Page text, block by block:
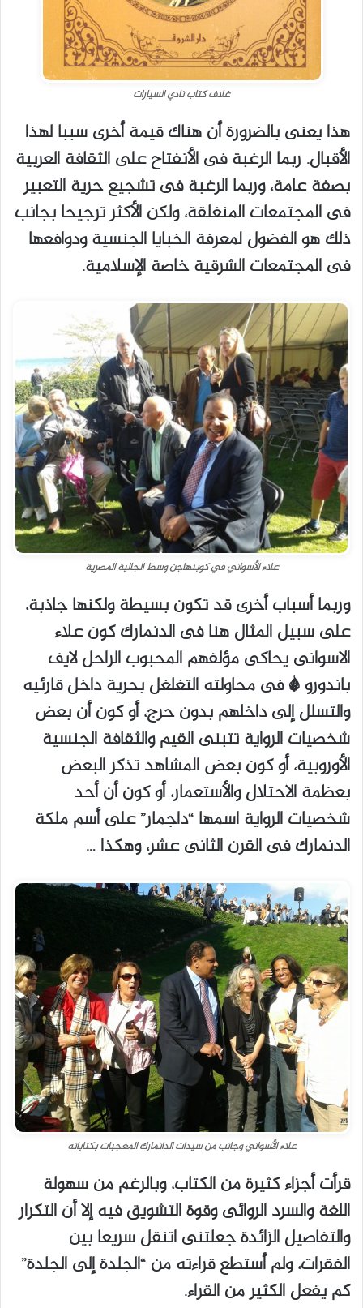
غلاف كتاب نادي السيارات
هذا يعنى بالضرورة أن هناك قيمة أخرى سببا لهذا
الأقبال. ربما الرغبة فى الأنفتاح على الثقافة العربية
بصفة عامة، وربما الرغبة فى تشجيع حرية التعبير
فى المجتمعات المنغلقة، ولكن الأكثر ترجيحا بجانب
ذلك هو الفضول لمعرفة الخبايا الجنسية ودوافعها
فى المجتمعات الشرقية خاصة الإسلامية.
علاء الأسواني في كوبنهاجن وسط الجالية المصرية
وربما أسباب أخرى قد تكون بسيطة ولكنها جاذبة،
على سبيل المثال هنا فى الدنمارك كون علاء
الاسوانى يحاكى مؤلفهم المحبوب الراحل لايف
باندورو * فى محاولته التغلغل بحرية داخل قارئيه
والتسلل إلى داخلهم بدون حرج، أو كون أن بعض
شخصيات الرواية تتبنى القيم والثقافة الجنسية
الأوروبية، أو كون بعض المشاهد تذكر البعض
بعظمة الاحتلال والأستعمار، أو كون أن أحد
شخصيات الرواية اسمها “داجمار” على أسم ملكة
الدنمارك فى القرن الثانى عشر، وهكذا …
علاء الأسواني وجانب من سيدات الدانمارك المعجبات بكتاباته
قرأت أجزاء كثيرة من الكتاب، وبالرغم من سهولة
اللغة والسرد الروائى وقوة التشويق فيه إلا أن التكرار
والتفاصيل الزائدة جعلتنى اتنقل سريعا بين
الفقرات، ولم أستطع قراءته من “الجلدة إلى الجلدة”
كم يفعل الكثير من القراء.